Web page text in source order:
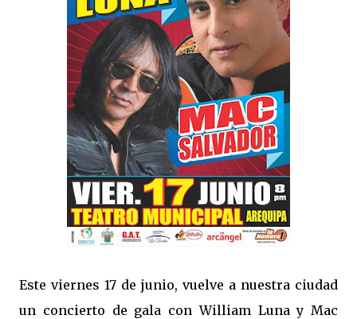
Este viernes 17 de junio, vuelve a nuestra ciudad
un concierto de gala con William Luna y Mac